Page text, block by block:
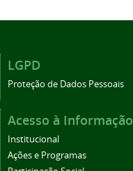
LGPD
Proteção de Dados Pessoais
Acesso à Informação
Institucional
Ações e Programas